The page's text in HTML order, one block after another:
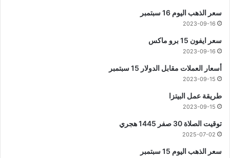
سعر الذهب اليوم 16 سبتمبر
2023-09-16
سعر ايفون 15 برو ماكس
2023-09-16
أسعار العملات مقابل الدولار 15 سبتمبر
2023-09-15
طريقة عمل البيتزا
2023-09-15
توقيت الصلاة 30 صفر 1445 هجري
2025-07-02
سعر الذهب اليوم 15 سبتمبر